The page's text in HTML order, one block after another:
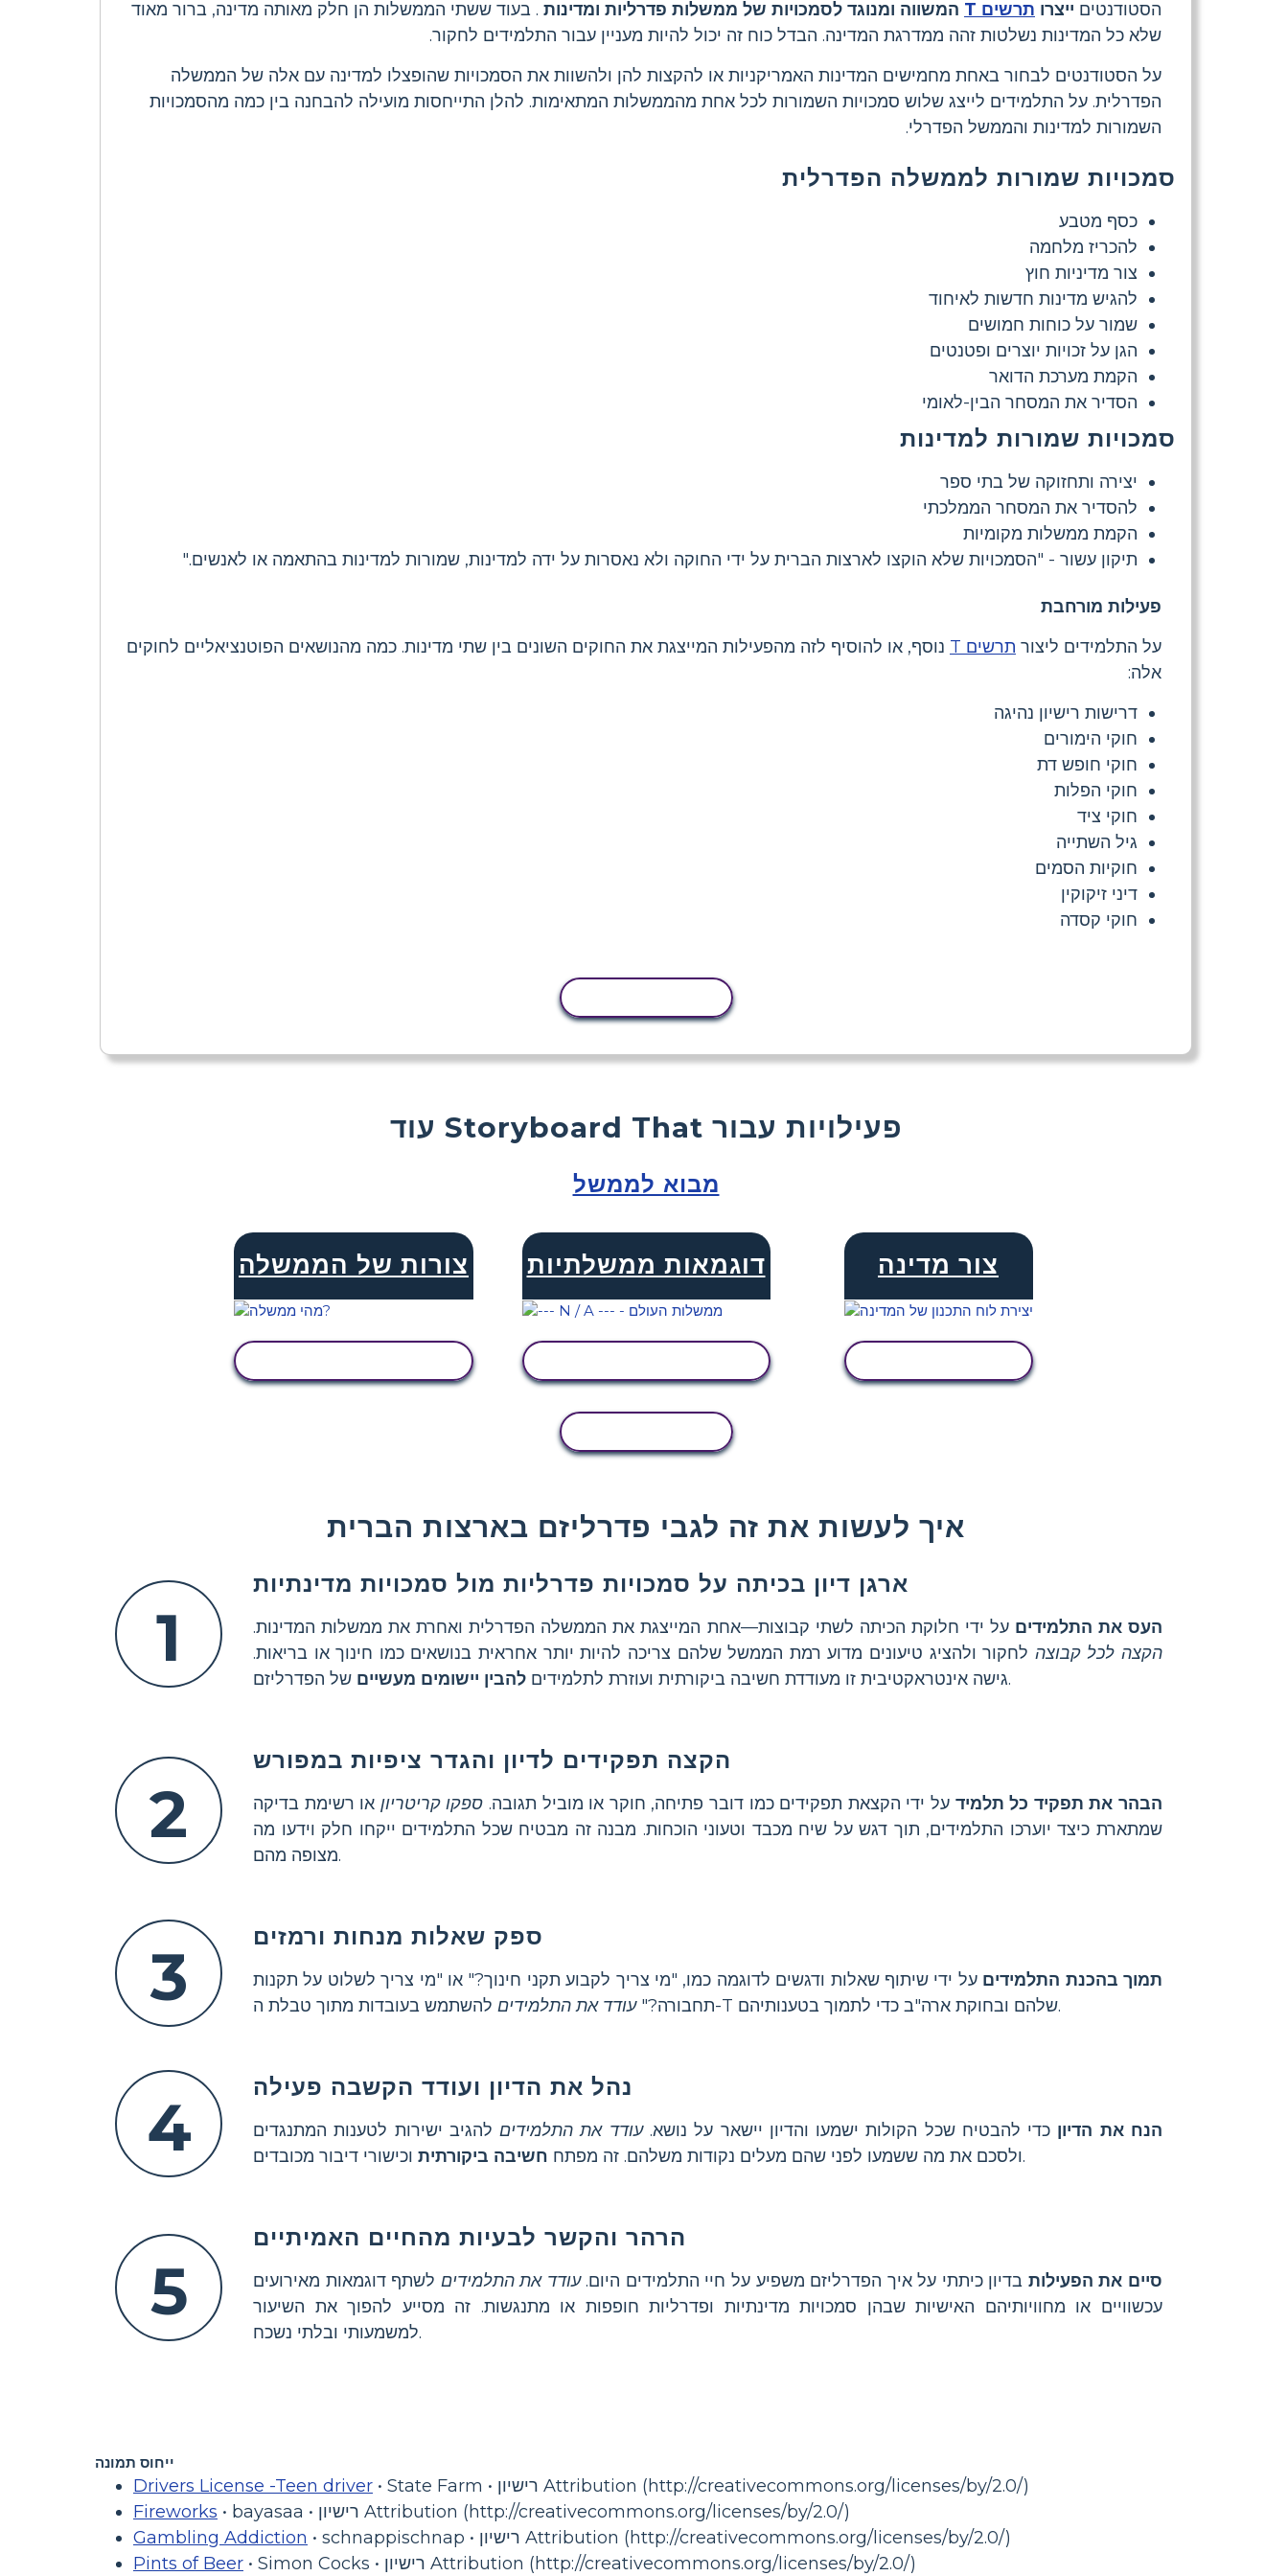
הסטודנטים ייצרו תרשים T המשווה ומנוגד לסמכויות של ממשלות פדרליות ומדינות . בעוד ששתי הממשלות הן חלק מאותה מדינה, ברור מאוד
שלא כל המדינות נשלטות זהה ממדרגת המדינה. הבדל כוח זה יכול להיות מעניין עבור התלמידים לחקור.
על הסטודנטים לבחור באחת מחמישים המדינות האמריקניות או להקצות להן ולהשוות את הסמכויות שהופצלו למדינה עם אלה של הממשלה
הפדרלית. על התלמידים לייצג שלוש סמכויות השמורות לכל אחת מהממשלות המתאימות. להלן התייחסות מועילה להבחנה בין כמה מהסמכויות
השמורות למדינות והממשל הפדרלי.
סמכויות שמורות לממשלה הפדרלית
כסף מטבע
להכריז מלחמה
צור מדיניות חוץ
להגיש מדינות חדשות לאיחוד
שמור על כוחות חמושים
הגן על זכויות יוצרים ופטנטים
הקמת מערכת הדואר
הסדיר את המסחר הבין-לאומי
סמכויות שמורות למדינות
יצירה ותחזוקה של בתי ספר
להסדיר את המסחר הממלכתי
הקמת ממשלות מקומיות
תיקון עשור - "הסמכויות שלא הוקצו לארצות הברית על ידי החוקה ולא נאסרות על ידה למדינות, שמורות למדינות בהתאמה או לאנשים."
פעילות מורחבת
על התלמידים ליצור תרשים T
נוסף, או להוסיף לזה מהפעילות המייצגת את החוקים השונים בין שתי מדינות. כמה מהנושאים הפוטנציאליים לחוקים
אלה:
דרישות רישיון נהיגה
חוקי הימורים
חוקי חופש דת
חוקי הפלות
חוקי ציד
גיל השתייה
חוקיות הסמים
דיני זיקוקין
חוקי קסדה
איך לעשות את זה לגבי פדרליזם בארצות הברית
1
ארגן דיון בכיתה על סמכויות פדרליות מול סמכויות מדינתיות
העס את התלמידים על ידי חלוקת הכיתה לשתי קבוצות—אחת המייצגת את הממשלה הפדרלית ואחרת את ממשלות המדינות.
הקצה לכל קבוצה לחקור ולהציג טיעונים מדוע רמת הממשל שלהם צריכה להיות יותר אחראית בנושאים כמו חינוך או בריאות.
גישה אינטראקטיבית זו מעודדת חשיבה ביקורתית ועוזרת לתלמידים להבין יישומים מעשיים של הפדרליזם.
2
הקצה תפקידים לדיון והגדר ציפיות במפורש
הבהר את תפקיד כל תלמיד על ידי הקצאת תפקידים כמו דובר פתיחה, חוקר או מוביל תגובה. ספקו קריטריון או רשימת בדיקה
שמתארת כיצד יוערכו התלמידים, תוך דגש על שיח מכבד וטעוני הוכחות. מבנה זה מבטיח שכל התלמידים ייקחו חלק וידעו מה
מצופה מהם.
3
ספק שאלות מנחות ורמזים
תמוך בהכנת התלמידים על ידי שיתוף שאלות ודגשים לדוגמה כמו, "מי צריך לקבוע תקני חינוך?" או "מי צריך לשלוט על תקנות
תחבורה?"עודד את התלמידים להשתמש בעובדות מתוך טבלת ה-T שלהם ובחוקת ארה"ב כדי לתמוך בטענותיהם.
4
נהל את הדיון ועודד הקשבה פעילה
הנח את הדיון כדי להבטיח שכל הקולות ישמעו והדיון יישאר על נושא.עודד את התלמידיםלהגיב ישירות לטענות המתנגדים
ולסכם את מה ששמעו לפני שהם מעלים נקודות משלהם. זה מפתח חשיבה ביקורתית וכישורי דיבור מכובדים.
5
הרהר והקשר לבעיות מהחיים האמיתיים
סיים את הפעילות בדיון כיתתי על איך הפדרליזם משפיע על חיי התלמידים היום.עודד את התלמידים לשתף דוגמאות מאירועים
עכשוויים או מחוויותיהם האישיות שבהן סמכויות מדינתיות ופדרליות חופפות או מתנגשות. זה מסייע להפוך את השיעור
למשמעותי ובלתי נשכח.
עוד Storyboard That פעילויות עבור
מבוא לממשל
צורות של הממשלה דוגמאות ממשלתיות צור מדינה
ייחוס תמונה
Drivers License -Teen driver
• State Farm • רישיון Attribution (http://creativecommons.org/licenses/by/2.0/)
Fireworks
• bayasaa • רישיון Attribution (http://creativecommons.org/licenses/by/2.0/)
Gambling Addiction
• schnappischnap • רישיון Attribution (http://creativecommons.org/licenses/by/2.0/)
Pints of Beer
• Simon Cocks • רישיון Attribution (http://creativecommons.org/licenses/by/2.0/)